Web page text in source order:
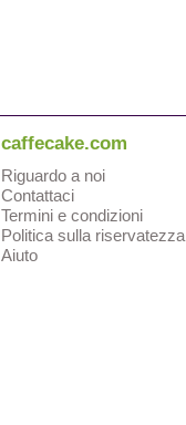
caffecake.com
Riguardo a noi
Contattaci
Termini e condizioni
Politica sulla riservatezza
Aiuto